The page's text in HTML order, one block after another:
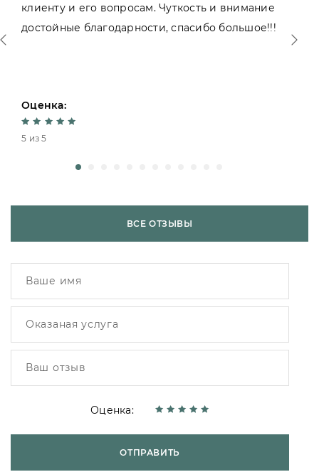
клиенту и его вопросам. Чуткость и внимание
достойные благодарности, спасибо большое!!!
Оценка:
5 из 5
ВСЕ ОТЗЫВЫ
Оценка:
ОТПРАВИТЬ